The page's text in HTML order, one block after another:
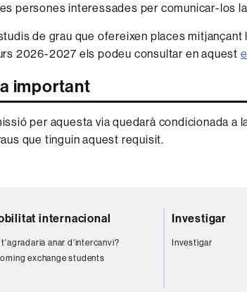
persones interessades per comunicar-los
de grau que ofereixen places
2026-2027 els podeu consultar en aquest
important
per aquesta via quedarà condicionada a
que tinguin aquest requisit.
internacional
t'agradaria anar d'intercanvi?
exchange students
Investigar
Investigar